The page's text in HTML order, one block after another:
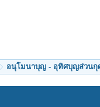
อนุโมนาบุญ - อุทิศบุญส่วนกุ